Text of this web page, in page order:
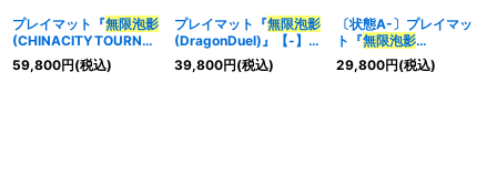
プレイマット『無限泡影
(CHINACITYTOURNA
MENT)』【-】{-}《プレ
イマット》
59,800円(税込)
プレイマット『無限泡影
(DragonDuel)』【-】
{-}《プレイマット》
39,800円(税込)
〔状態A-〕プレイマッ
ト『無限泡影
(DragonDuel)』【-】
{-}《プレイマット》
29,800円(税込)